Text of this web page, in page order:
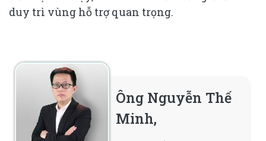
duy trì vùng hỗ trợ quan trọng.
Ông Nguyễn Thế
Minh,